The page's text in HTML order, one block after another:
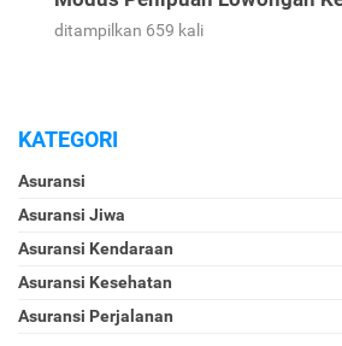
ditampilkan 659 kali
KATEGORI
Asuransi
Asuransi Jiwa
Asuransi Kendaraan
Asuransi Kesehatan
Asuransi Perjalanan